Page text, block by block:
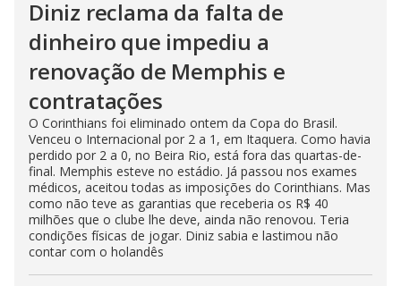
Diniz reclama da falta de
dinheiro que impediu a
renovação de Memphis e
contratações
O Corinthians foi eliminado ontem da Copa do Brasil.
Venceu o Internacional por 2 a 1, em Itaquera. Como havia
perdido por 2 a 0, no Beira Rio, está fora das quartas-de-
final. Memphis esteve no estádio. Já passou nos exames
médicos, aceitou todas as imposições do Corinthians. Mas
como não teve as garantias que receberia os R$ 40
milhões que o clube lhe deve, ainda não renovou. Teria
condições físicas de jogar. Diniz sabia e lastimou não
contar com o holandês